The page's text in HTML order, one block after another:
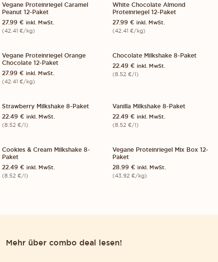
Vegane Proteinriegel Caramel
Peanut 12-Paket
27.99 € inkl. MwSt.
(42.41 €/kg)
White Chocolate Almond
Proteinriegel 12-Paket
27.99 € inkl. MwSt.
(42.41 €/kg)
12-PACK VEGAN
Vegane Proteinriegel Orange
Chocolate 12-Paket
27.99 € inkl. MwSt.
(42.41 €/kg)
8-PACK
Chocolate Milkshake 8-Paket
22.49 € inkl. MwSt.
(8.52 €/l)
8-PACK
Strawberry Milkshake 8-Paket
22.49 € inkl. MwSt.
(8.52 €/l)
8-PACK
Vanilla Milkshake 8-Paket
22.49 € inkl. MwSt.
(8.52 €/l)
8-PACK
Cookies & Cream Milkshake 8-
Paket
22.49 € inkl. MwSt.
(8.52 €/l)
12-PACK SOLD OUT
Vegane Proteinriegel Mix Box 12-
Paket
28.99 € inkl. MwSt.
(43.92 €/kg)
Mehr über combo deal lesen!
DIE WCAG-RICHTLINIEN EINHALTEN UND UNTERSTÜTZENDE